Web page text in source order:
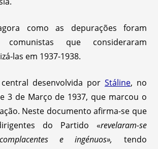
como as depurações foram
que consideraram
las em 1937-1938.
desenvolvida por Stáline, no
3 de Março de 1937, que marcou o
Neste documento afirma-se que
do Partido «revelaram-se
e ingénuos», tendo